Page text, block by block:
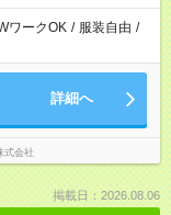
ワークOK / 服装自由 /
詳細へ
式会社
掲載日：2026.08.06